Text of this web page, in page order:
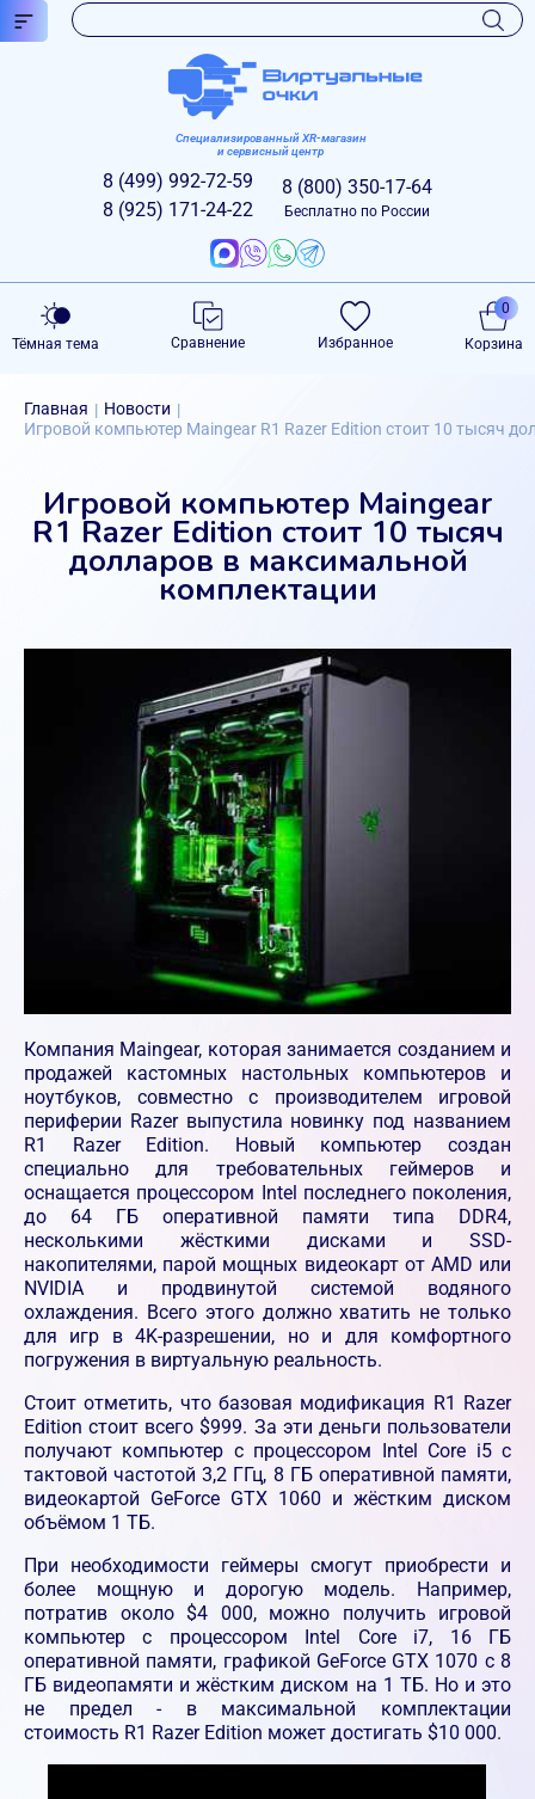
Специализированный XR-магазин
и сервисный центр
8 (499) 992-72-59
8 (925) 171-24-22
8 (800) 350-17-64
Бесплатно по России
Тёмная тема Сравнение Избранное Корзина
0
Главная | Новости |
Игровой компьютер Maingear R1 Razer Edition стоит 10 тысяч
Игровой компьютер Maingear
R1 Razer Edition стоит 10 тысяч
долларов в максимальной
комплектации
Компания Maingear, которая занимается созданием и
продажей кастомных настольных компьютеров и
ноутбуков, совместно с производителем игровой
периферии Razer выпустила новинку под названием
R1 Razer Edition. Новый компьютер создан
специально для требовательных геймеров и
оснащается процессором Intel последнего поколения,
до 64 ГБ оперативной памяти типа DDR4,
несколькими жёсткими дисками и SSD-
накопителями, парой мощных видеокарт от AMD или
NVIDIA и продвинутой системой водяного
охлаждения. Всего этого должно хватить не только
для игр в 4K-разрешении, но и для комфортного
погружения в виртуальную реальность.
Стоит отметить, что базовая модификация R1 Razer
Edition стоит всего $999. За эти деньги пользователи
получают компьютер с процессором Intel Core i5 с
тактовой частотой 3,2 ГГц, 8 ГБ оперативной памяти,
видеокартой GeForce GTX 1060 и жёстким диском
объёмом 1 ТБ.
При необходимости геймеры смогут приобрести и
более мощную и дорогую модель. Например,
потратив около $4 000, можно получить игровой
компьютер с процессором Intel Core i7, 16 ГБ
оперативной памяти, графикой GeForce GTX 1070 c 8
ГБ видеопамяти и жёстким диском на 1 ТБ. Но и это
не предел - в максимальной комплектации
стоимость R1 Razer Edition может достигать $10 000.